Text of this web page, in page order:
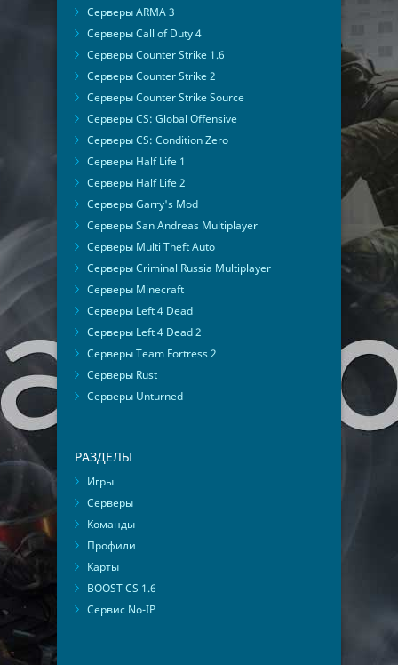
Серверы ARMA 3
Серверы Call of Duty 4
Серверы Counter Strike 1.6
Серверы Counter Strike 2
Серверы Counter Strike Source
Серверы CS: Global Offensive
Серверы CS: Condition Zero
Серверы Half Life 1
Серверы Half Life 2
Серверы Garry's Mod
Серверы San Andreas Multiplayer
Серверы Multi Theft Auto
Серверы Criminal Russia Multiplayer
Серверы Minecraft
Серверы Left 4 Dead
Серверы Left 4 Dead 2
Серверы Team Fortress 2
Серверы Rust
Серверы Unturned
РАЗДЕЛЫ
Игры
Серверы
Команды
Профили
Карты
BOOST CS 1.6
Сервис No-IP